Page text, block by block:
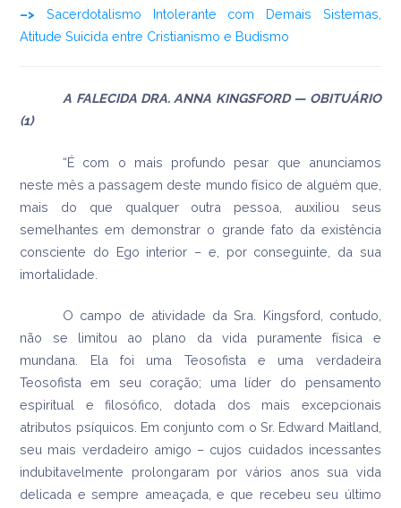
–> Sacerdotalismo Intolerante com Demais Sistemas,
Atitude Suicida entre Cristianismo e Budismo
A FALECIDA DRA. ANNA KINGSFORD — OBITUÁRIO
(1)
“É com o mais profundo pesar que anunciamos
neste mês a passagem deste mundo físico de alguém que,
mais do que qualquer outra pessoa, auxiliou seus
semelhantes em demonstrar o grande fato da existência
consciente do Ego interior – e, por conseguinte, da sua
imortalidade.
O campo de atividade da Sra. Kingsford, contudo,
não se limitou ao plano da vida puramente física e
mundana. Ela foi uma Teosofista e uma verdadeira
Teosofista em seu coração; uma líder do pensamento
espiritual e filosófico, dotada dos mais excepcionais
atributos psíquicos. Em conjunto com o Sr. Edward Maitland,
seu mais verdadeiro amigo – cujos cuidados incessantes
indubitavelmente prolongaram por vários anos sua vida
delicada e sempre ameaçada, e que recebeu seu último